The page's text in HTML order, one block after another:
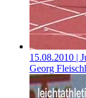
15.08.2010 |
Georg